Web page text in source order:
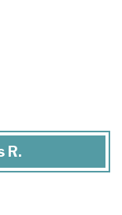
R.